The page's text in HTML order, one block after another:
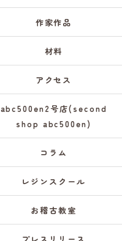
作家作品
材料
アクセス
abc500en2号店(second
shop abc500en)
コラム
レジンスクール
お稽古教室